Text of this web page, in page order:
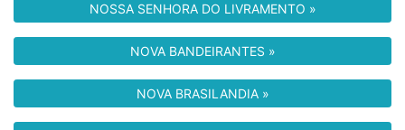
NOSSA SENHORA DO LIVRAMENTO »
NOVA BANDEIRANTES »
NOVA BRASILANDIA »